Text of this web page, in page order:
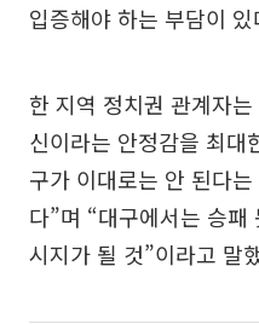
입증해야 하는 부담이 있
한 지역 정치권 관계자
신이라는 안정감을 최대
구가 이대로는 안 된다
다”며 “대구에서는 승
시지가 될 것”이라고 말